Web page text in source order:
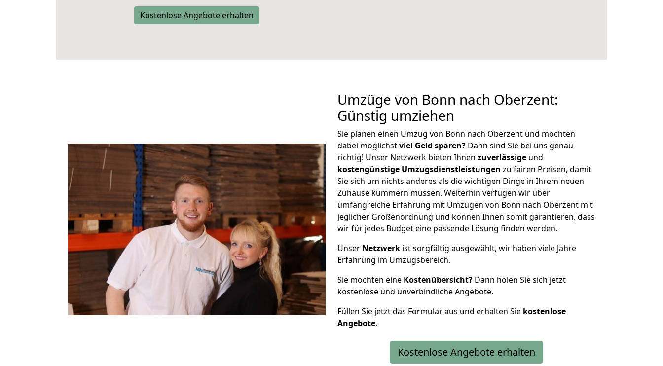
Kostenlose Angebote erhalten
Umzüge von Bonn nach Oberzent:
Günstig umziehen
Sie planen einen Umzug von Bonn nach Oberzent und möchten
dabei möglichstviel Geld sparen? Dann sind Sie bei uns genau
richtig! Unser Netzwerk bieten Ihnen zuverlässige und
kostengünstige Umzugsdienstleistungen zu fairen Preisen, damit
Sie sich um nichts anderes als die wichtigen Dinge in Ihrem neuen
Zuhause kümmern müssen. Weiterhin verfügen wir über
umfangreiche Erfahrung mit Umzügen von Bonn nach Oberzent mit
jeglicher Größenordnung und können Ihnen somit garantieren, dass
wir für jedes Budget eine passende Lösung finden werden.
Unser Netzwerk ist sorgfältig ausgewählt, wir haben viele Jahre
Erfahrung im Umzugsbereich.
Sie möchten eine Kostenübersicht? Dann holen Sie sich jetzt
kostenlose und unverbindliche Angebote.
Füllen Sie jetzt das Formular aus und erhalten Sie kostenlose
Angebote.
Kostenlose Angebote erhalten